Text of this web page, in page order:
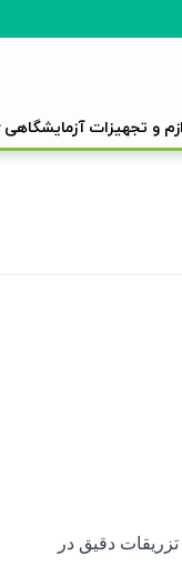
و تجهیزات آزمایشگاهی